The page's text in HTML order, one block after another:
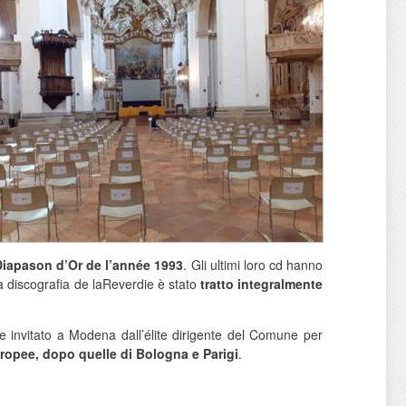
d’Or de l’année 1993. Gli ultimi loro cd hanno
de laReverdie è stato tratto integralmente
a Modena dall’élite dirigente del Comune per
dopo quelle di Bologna e Parigi.